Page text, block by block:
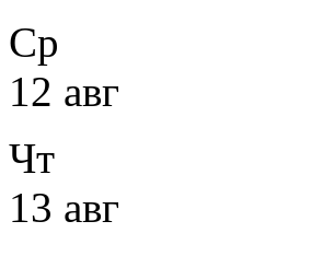
Ср
12 авг
Чт
13 авг